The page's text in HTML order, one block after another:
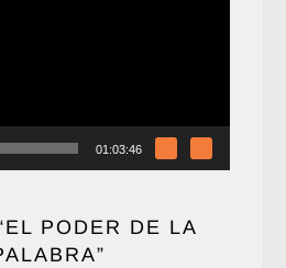
01:03:46
PODER DE LA